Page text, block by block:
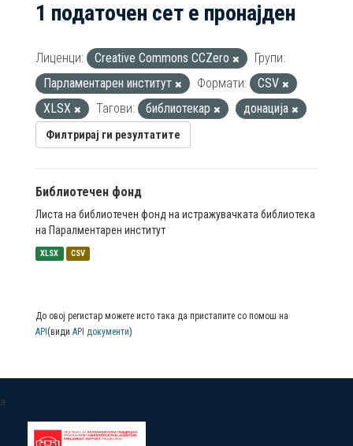
1 податочен сет е пронајден
Лиценци: Creative Commons CCZero
Групи:
Парламентарен институт
Формати:
CSV
XLSX
Тагови: библиотекар донација
Филтрирај ги резултатите
Библиотечен фонд
Листа на библиотечен фонд на истражувачката библиотека
на Паралментарен институт
XLSX CSV
До овој регистар можете исто така да пристапите со помош на
API (види API документи)
a